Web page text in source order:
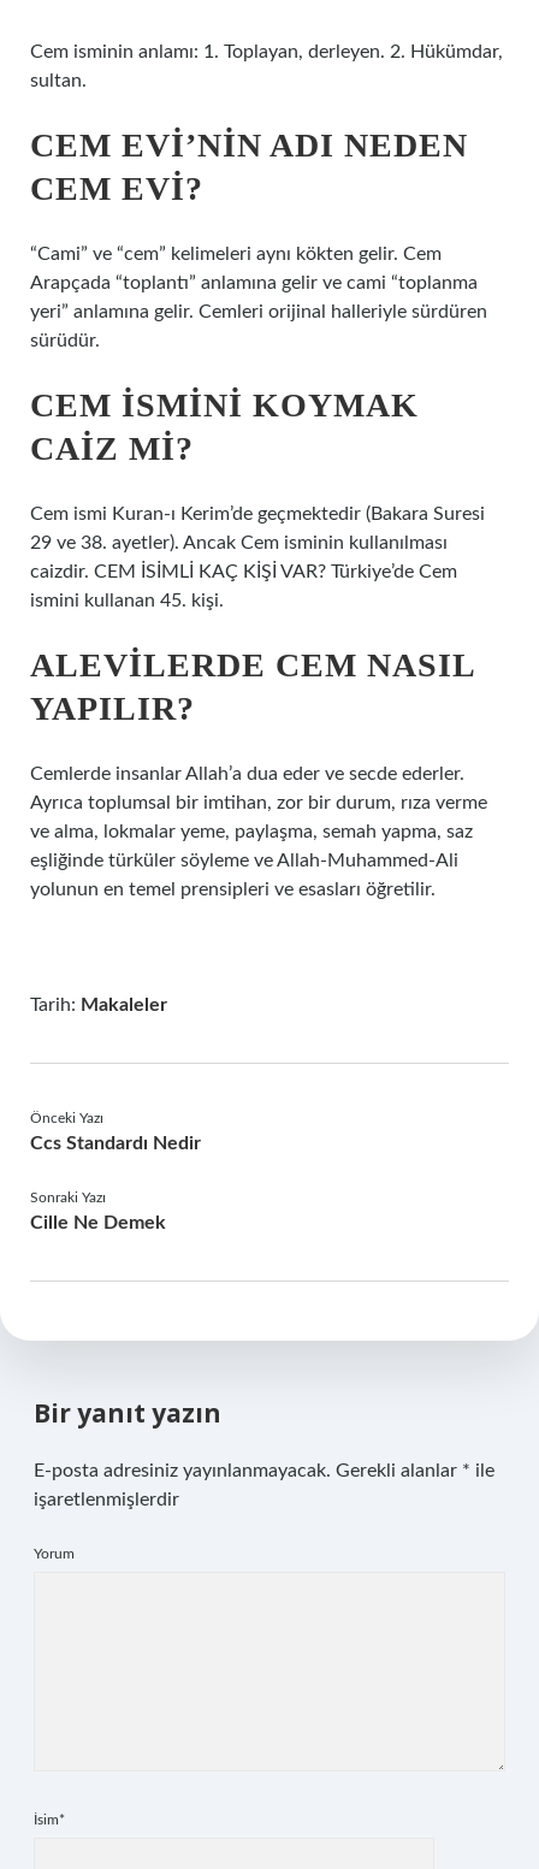
Cem isminin anlamı: 1. Toplayan, derleyen. 2. Hükümdar,
sultan.
CEM EVI’NIN ADI NEDEN
CEM EVI?
“Cami” ve “cem” kelimeleri aynı kökten gelir. Cem
Arapçada “toplantı” anlamına gelir ve cami “toplanma
yeri” anlamına gelir. Cemleri orijinal halleriyle sürdüren
sürüdür.
CEM ISMINI KOYMAK
CAIZ MI?
Cem ismi Kuran-ı Kerim’de geçmektedir (Bakara Suresi
29 ve 38. ayetler). Ancak Cem isminin kullanılması
caizdir. CEM İSİMLİ KAÇ KİŞİ VAR? Türkiye’de Cem
ismini kullanan 45. kişi.
ALEVILERDE CEM NASIL
YAPILIR?
Cemlerde insanlar Allah’a dua eder ve secde ederler.
Ayrıca toplumsal bir imtihan, zor bir durum, rıza verme
ve alma, lokmalar yeme, paylaşma, semah yapma, saz
eşliğinde türküler söyleme ve Allah-Muhammed-Ali
yolunun en temel prensipleri ve esasları öğretilir.
Tarih: Makaleler
Önceki Yazı
Ccs Standardı Nedir
Sonraki Yazı
Cille Ne Demek
Bir yanıt yazın
E-posta adresiniz yayınlanmayacak. Gerekli alanlar * ile
işaretlenmişlerdir
Yorum
İsim*